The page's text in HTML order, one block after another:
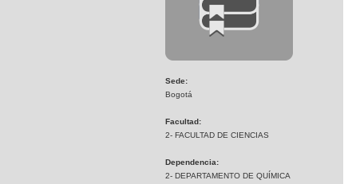
Sede:
Bogotá
Facultad:
2- FACULTAD DE CIENCIAS
Dependencia:
2- DEPARTAMENTO DE QUÍMICA